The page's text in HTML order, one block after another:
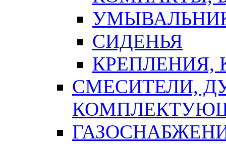
СИДЕНЬЯ
СМЕСИТЕЛИ,